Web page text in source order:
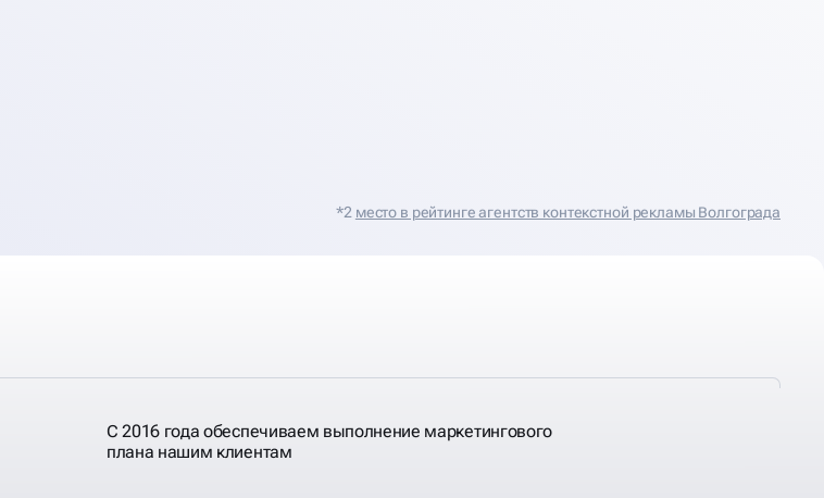
*2 место в рейтинге агентств контекстной рекламы Волгограда
С 2016 года обеспечиваем выполнение маркетингового
плана нашим клиентам